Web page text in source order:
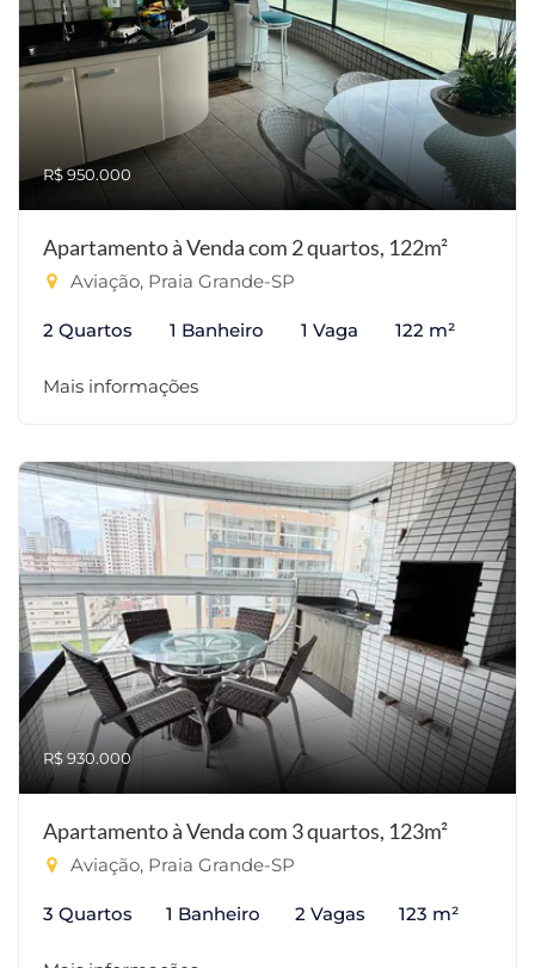
R$ 950.000
Apartamento à Venda com 2 quartos, 122m²
Aviação, Praia Grande-SP
2 Quartos 1 Banheiro 1 Vaga 122 m²
Mais informações
R$ 930.000
Apartamento à Venda com 3 quartos, 123m²
Aviação, Praia Grande-SP
3 Quartos 1 Banheiro 2 Vagas 123 m²